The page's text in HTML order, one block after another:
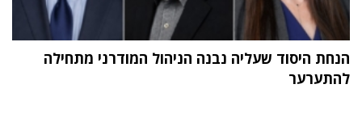
הנחת היסוד שעליה נבנה הניהול המודרני מתחילה
להתערער